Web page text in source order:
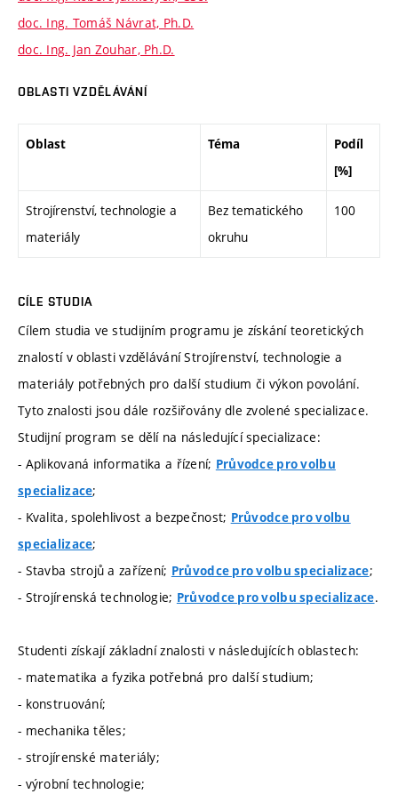
doc. Ing. Tomáš Návrat, Ph.D.
doc. Ing. Jan Zouhar, Ph.D.
OBLASTI VZDĚLÁVÁNÍ
Oblast Téma
Podíl
[%]
Strojírenství, technologie a
materiály
Bez tematického
okruhu
100
CÍLE STUDIA
Cílem studia ve studijním programu je získání teoretických
znalostí v oblasti vzdělávání Strojírenství, technologie a
materiály potřebných pro další studium či výkon povolání.
Tyto znalosti jsou dále rozšiřovány dle zvolené specializace.
Studijní program se dělí na následující specializace:
- Aplikovaná informatika a řízení; Průvodce pro volbu
specializace;
- Kvalita, spolehlivost a bezpečnost; Průvodce pro volbu
specializace;
- Stavba strojů a zařízení; Průvodce pro volbu specializace;
- Strojírenská technologie; Průvodce pro volbu specializace.
Studenti získají základní znalosti v následujících oblastech:
- matematika a fyzika potřebná pro další studium;
- konstruování;
- mechanika těles;
- strojírenské materiály;
- výrobní technologie;